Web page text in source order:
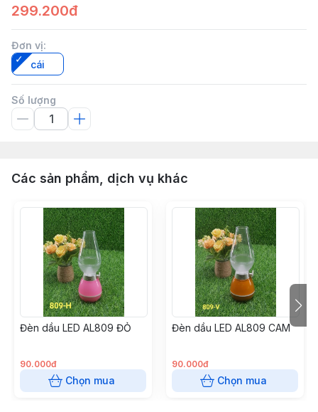
299.200đ
Đơn vị:
cái
Số lượng
Các sản phẩm, dịch vụ khác
Đèn dầu LED AL809 ĐỎ
90.000đ
Chọn mua
Đèn dầu LED AL809 CAM
90.000đ
Chọn mua